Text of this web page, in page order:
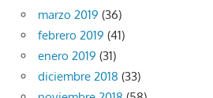
marzo 2019 (36)
febrero 2019 (41)
enero 2019 (31)
diciembre 2018 (33)